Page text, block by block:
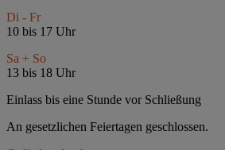
Di - Fr
10 bis 17 Uhr
Sa + So
13 bis 18 Uhr
Einlass bis eine Stunde vor Schließung
An gesetzlichen Feiertagen geschlossen.